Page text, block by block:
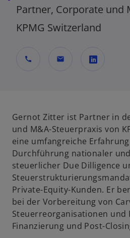
Partner, Corporate und
KPMG Switzerland
call mail
d
i
n
e
i
n
e
r
n
e
Gernot Zitter ist Partner in
und M&A-Steuerpraxis von
eine umfangreiche
Durchführung nationaler
steuerlicher Due Dilligence
Private-Equity-Kunden. Er
bei der Vorbereitung von
Steuerreorganisationen und
Finanzierung und Post-